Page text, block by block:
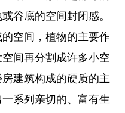
谷底的空间封闭感。
空间，植物的主要作
间再分割成许多小空
建筑构成的硬质的主
系列亲切的、富有生